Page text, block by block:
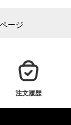
ージ
注文履歴